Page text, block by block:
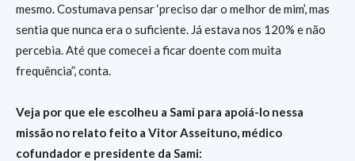
mesmo. Costumava pensar ‘preciso dar o melhor de mim’, mas
sentia que nunca era o suficiente. Já estava nos 120% e não
percebia. Até que comecei a ficar doente com muita
frequência”, conta.
Veja por que ele escolheu a Sami para apoiá-lo nessa
missão no relato feito a Vitor Asseituno, médico
cofundador e presidente da Sami: